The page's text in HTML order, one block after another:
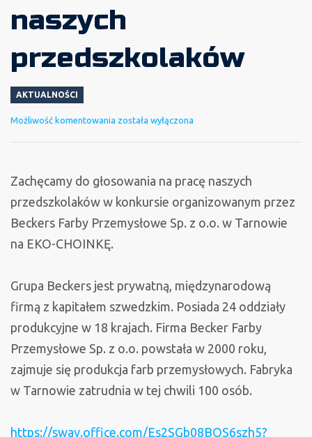
naszych
przedszkolaków
AKTUALNOŚCI
Możliwość komentowania Konkurs
CHOINKĘ
–
głosujemy
przedszkolaków
została wyłączona
Zachęcamy do głosowania na pracę naszych
przedszkolaków w konkursie organizowanym przez
Beckers Farby Przemysłowe Sp. z o.o. w Tarnowie
na EKO-CHOINKĘ.
Grupa Beckers jest prywatną, międzynarodową
firmą z kapitałem szwedzkim. Posiada 24 oddziały
produkcyjne w 18 krajach. Firma Becker Farby
Przemysłowe Sp. z o.o. powstała w 2000 roku,
zajmuje się produkcja farb przemysłowych. Fabryka
w Tarnowie zatrudnia w tej chwili 100 osób.
https://sway.office.com/Es2SGb08BOS6szh5?